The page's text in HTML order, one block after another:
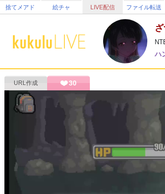
捨てメアド 絵チャ LIVE配信 ファイル転送
ハ
URL作成 30